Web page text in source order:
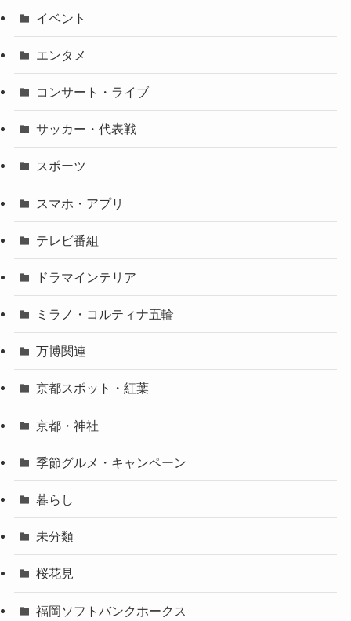
イベント
エンタメ
コンサート・ライブ
サッカー・代表戦
スポーツ
スマホ・アプリ
テレビ番組
ドラマインテリア
ミラノ・コルティナ五輪
万博関連
京都スポット・紅葉
京都・神社
季節グルメ・キャンペーン
暮らし
未分類
桜花見
福岡ソフトバンクホークス